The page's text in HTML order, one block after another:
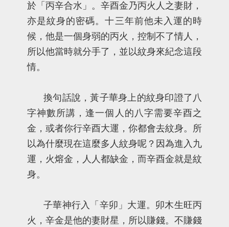
於「丙辛合水」。辛酉金乃丙火人之妻財，
亦是紋身的密碼。十三年前他未入運的時
候，他是一個身弱的丙火，控制不了情人，
所以他當時就分手了，並以紋身來紀念這段
情。
換句話說，黃子華身上的紋身印證了八
字神數所講，逢一個人的八字需要辛酉之
金，或者你行辛酉大運，你都會去紋身。所
以為什麼現在這麼多人紋身呢？因為進入九
運，火熔金，人人都缺金，而辛酉金就是紋
身。
子華神行入「辛卯」大運。卯木生旺丙
火，辛金是他的妻財星，所以賺錢。不賺錢